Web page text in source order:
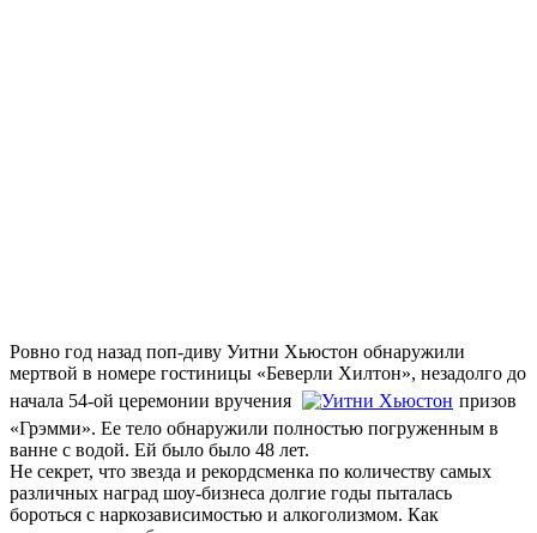
Ровно год назад поп-диву Уитни Хьюстон обнаружили
мертвой в номере гостиницы «Беверли Хилтон», незадолго до
начала 54-ой церемонии вручения
призов
«Грэмми». Ее тело обнаружили полностью погруженным в
ванне с водой. Ей было было 48 лет.
Не секрет, что звезда и рекордсменка по количеству самых
различных наград шоу-бизнеса долгие годы пыталась
бороться с наркозависимостью и алкоголизмом. Как